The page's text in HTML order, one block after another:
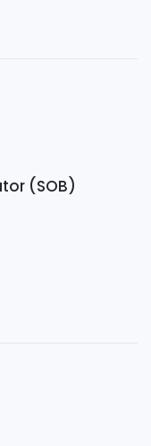
(SOB)